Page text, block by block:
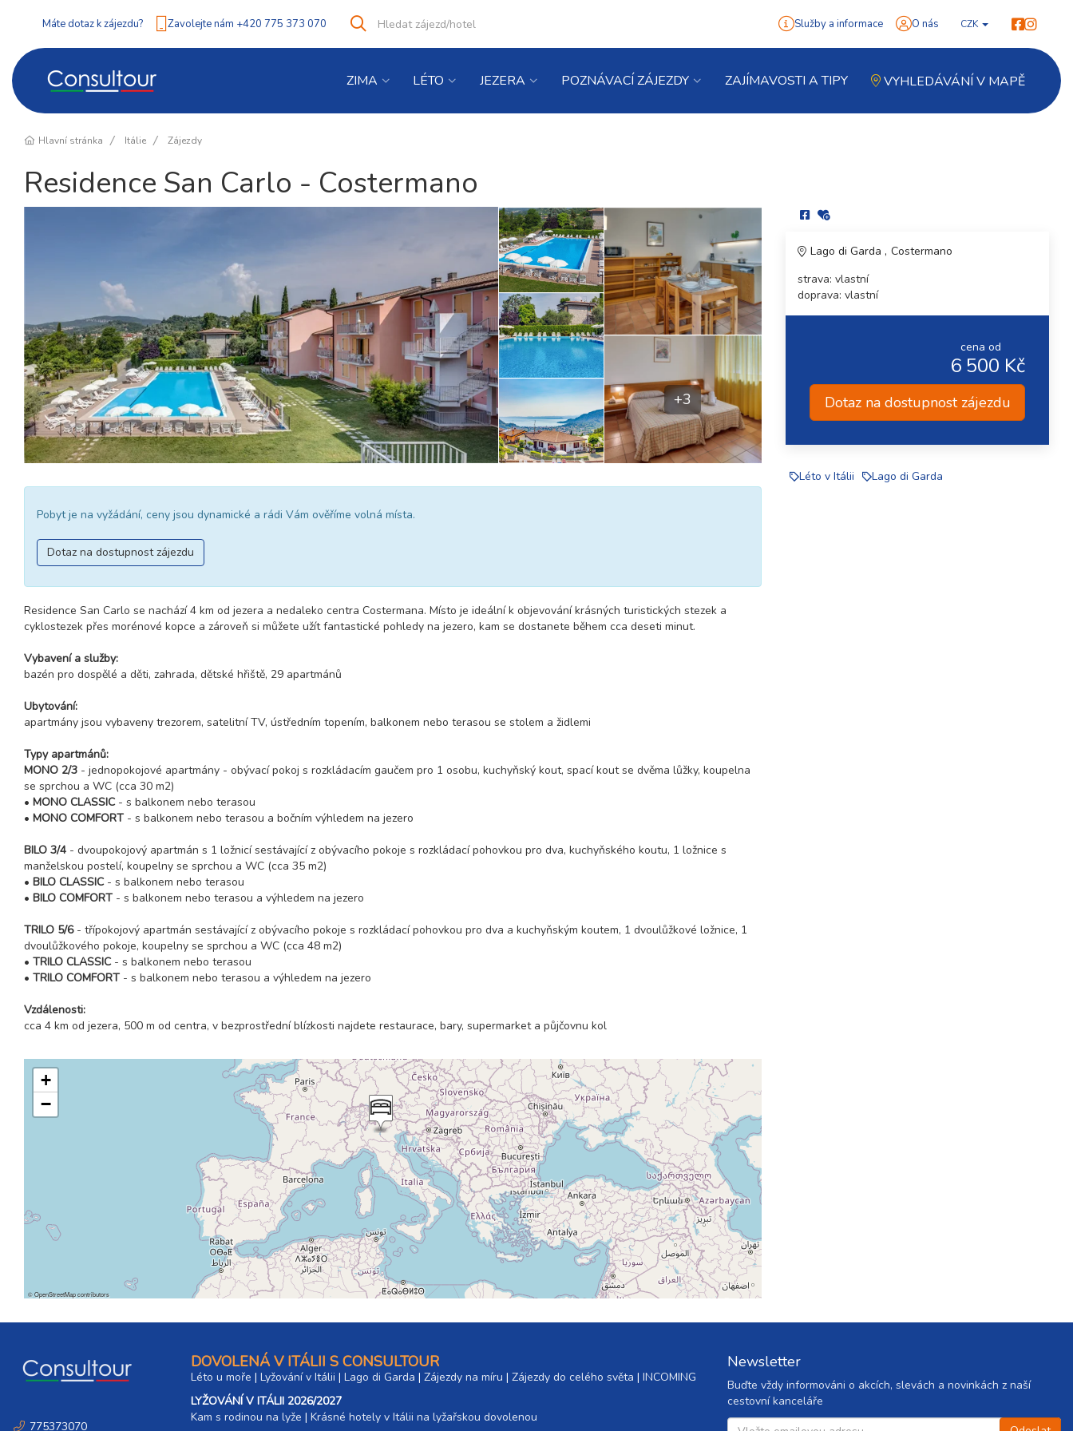
Máte dotaz k zájezdu? Zavolejte nám +420 775 373 070
co
Vyhledat Služby a informace O nás CZK
ZIMA LÉTO JEZERA POZNÁVACÍ ZÁJEZDY ZAJÍMAVOSTI A TIPY VYHLEDÁVÁNÍ V MAPĚ
Hlavní stránka Itálie Zájezdy
Residence San Carlo - Costermano
+3
Pobyt je na vyžádání, ceny jsou dynamické a rádi Vám ověříme volná místa.
Dotaz na dostupnost zájezdu
Residence San Carlo se nachází 4 km od jezera a nedaleko centra Costermana. Místo je ideální k objevování krásných turistických stezek a
cyklostezek přes morénové kopce a zároveň si můžete užít fantastické pohledy na jezero, kam se dostanete během cca deseti minut.
Vybavení a služby:
bazén pro dospělé a děti, zahrada, dětské hřiště, 29 apartmánů
Ubytování:
apartmány jsou vybaveny trezorem, satelitní TV, ústředním topením, balkonem nebo terasou se stolem a židlemi
Typy apartmánů:
MONO 2/3 - jednopokojové apartmány - obývací pokoj s rozkládacím gaučem pro 1 osobu, kuchyňský kout, spací kout se dvěma lůžky, koupelna
se sprchou a WC (cca 30 m2)
• MONO CLASSIC- s balkonem nebo terasou
• MONO COMFORT - s balkonem nebo terasou a bočním výhledem na jezero
BILO 3/4 - dvoupokojový apartmán s 1 ložnicí sestávající z obývacího pokoje s rozkládací pohovkou pro dva, kuchyňského koutu, 1 ložnice s
manželskou postelí, koupelny se sprchou a WC (cca 35 m2)
• BILO CLASSIC- s balkonem nebo terasou
• BILO COMFORT - s balkonem nebo terasou a výhledem na jezero
TRILO 5/6- třípokojový apartmán sestávající z obývacího pokoje s rozkládací pohovkou pro dva a kuchyňským koutem, 1 dvoulůžkové ložnice, 1
dvoulůžkového pokoje, koupelny se sprchou a WC (cca 48 m2)
• TRILO CLASSIC- s balkonem nebo terasou
• TRILO COMFORT - s balkonem nebo terasou a výhledem na jezero
Vzdálenosti:
cca 4 km od jezera, 500 m od centra, v bezprostřední blízkosti najdete restaurace, bary, supermarket a půjčovnu kol
+
−
©OpenStreetMapcontributors
Lago di Garda
Costermano
strava: vlastní
doprava: vlastní
cena od
6 500 Kč
Dotaz na dostupnost zájezdu
Léto v Itálii Lago di Garda
775373070
DOVOLENÁ V ITÁLII S CONSULTOUR
Léto u moře | Lyžování v Itálii | Lago di Garda | Zájezdy na míru | Zájezdy do celého světa | INCOMING
LYŽOVÁNÍ V ITÁLII 2026/2027
Kam s rodinou na lyže |​ Krásné hotely v Itálii na lyžařskou dovolenou
Newsletter
Buďte vždy informováni o akcích, slevách a novinkách z naší
cestovní kanceláře